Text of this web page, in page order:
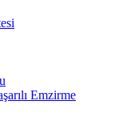
Emzirme